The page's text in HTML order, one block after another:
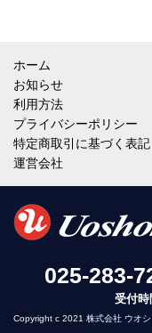
ホーム
お知らせ
利用方法
プライバシーポリシー
特定商取引に基づく表記
運営会社
025-283-
受付時
Copyright c 2021 株式会社 ウオ